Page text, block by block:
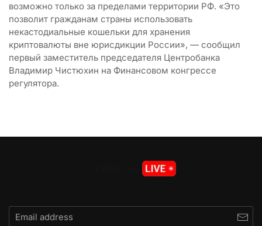
возможно только за пределами территории РФ. «Это
позволит гражданам страны использовать
некастодиальные кошельки для хранения
криптовалюты вне юрисдикции России», — сообщил
первый заместитель председателя Центробанка
Владимир Чистюхин на Финансовом конгрессе
регулятора.